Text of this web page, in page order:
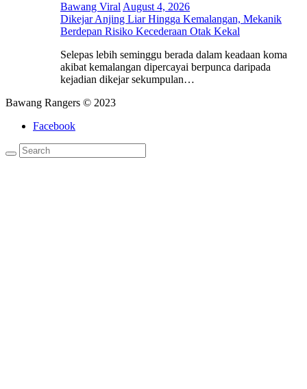
Bawang Viral August 4, 2026
Dikejar Anjing Liar Hingga Kemalangan, Mekanik
Berdepan Risiko Kecederaan Otak Kekal
Selepas lebih seminggu berada dalam keadaan koma
akibat kemalangan dipercayai berpunca daripada
kejadian dikejar sekumpulan…
Bawang Rangers © 2023
Facebook